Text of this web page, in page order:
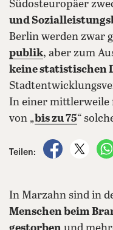
Südosteuropäer
und
Berlin werden zwar
publik, aber zum
keine statistischen
In einer mittlerweile
von „bis zu 75“
Teilen:
auf auf
In Marzahn sind in
Menschen beim